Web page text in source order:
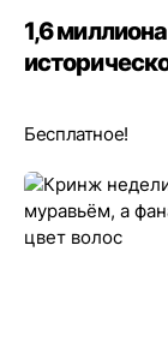
1,6
Бесплатное!